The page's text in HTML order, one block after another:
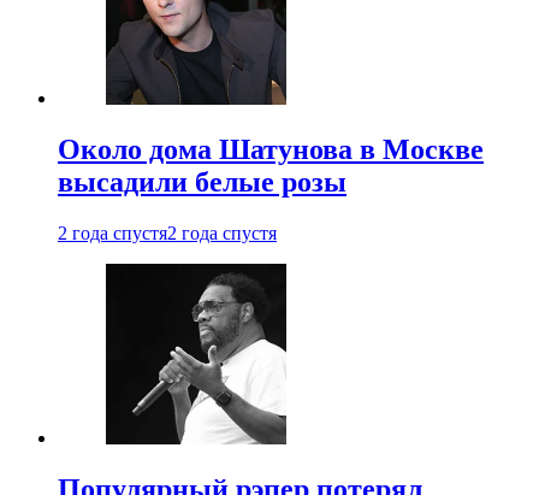
Около дома Шатунова в Москве
высадили белые розы
2 года спустя2 года спустя
Популярный рэпер потерял